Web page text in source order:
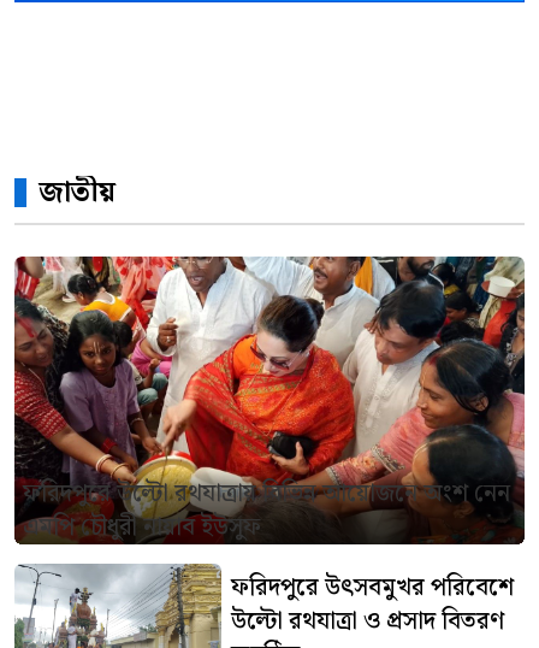
জাতীয়
ফরিদপুরে উল্টো রথযাত্রায় বিভিন্ন আয়োজনে অংশ নেন
এমপি চৌধুরী নায়াব ইউসুফ
ফরিদপুরে উৎসবমুখর পরিবেশে
উল্টো রথযাত্রা ও প্রসাদ বিতরণ